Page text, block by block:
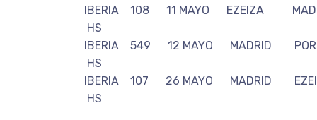
IBERIA 108 11 MAYO EZEIZA
HS
IBERIA 549 12 MAYO MADRID
HS
IBERIA 107 26 MAYO MADRID
HS